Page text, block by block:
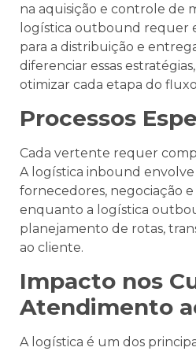
na aquisição e controle de
logística outbound requer
para a distribuição e
diferenciar essas
otimizar cada etapa do
Processos
Cada vertente requer
A logística inbound
fornecedores, negociação
enquanto a logística
planejamento de rotas,
ao cliente.
Impacto nos
Atendimento
A logística é um dos